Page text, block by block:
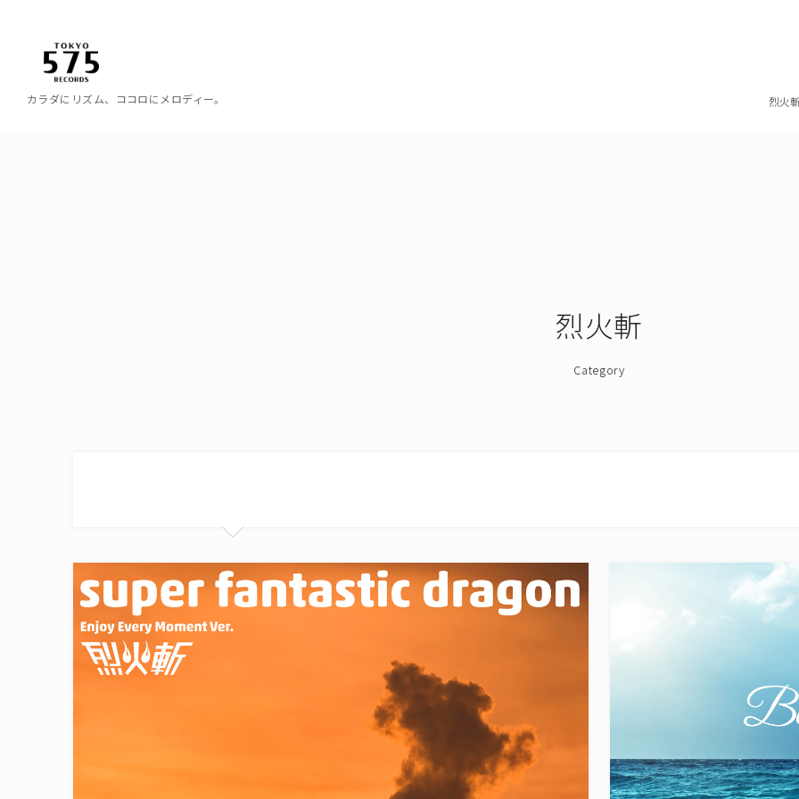
カラダにリズム、ココロにメロディー。 烈火
烈火斬
Category